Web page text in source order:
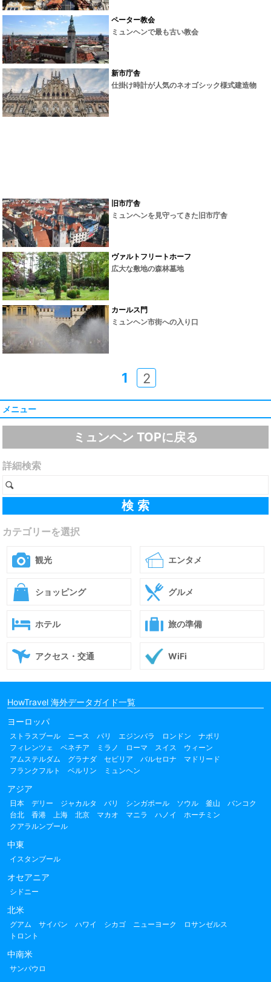
ペーター教会
ミュンヘンで最も古い教会
新市庁舎
仕掛け時計が人気のネオゴシック様式建造物
旧市庁舎
ミュンヘンを見守ってきた旧市庁舎
ヴァルトフリートホーフ
広大な敷地の森林墓地
カールス門
ミュンヘン市街への入り口
1 2
メニュー
ミュンヘン TOPに戻る
詳細検索
カテゴリーを選択
観光 エンタメ
ショッピング グルメ
ホテル 旅の準備
アクセス・交通 WiFi
HowTravel 海外データガイド一覧
ヨーロッパ
ストラスブール ニース パリ エジンバラ ロンドン
ナポリ
フィレンツェ
ベネチア ミラノ ローマ スイス
ウィーン
アムステルダム
グラナダ セビリア バルセロナ
マドリード
フランクフルト
ベルリン ミュンヘン
アジア
日本 デリー ジャカルタ バリ シンガポール ソウル 釜山
バンコク
台北
香港 上海 北京 マカオ マニラ ハノイ
ホーチミン
クアラルンプール
中東
イスタンブール
オセアニア
シドニー
北米
グアム サイパン ハワイ シカゴ ニューヨーク
ロサンゼルス
トロント
中南米
サンパウロ